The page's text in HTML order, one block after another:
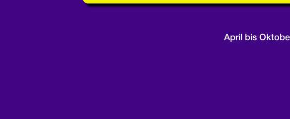
April bis